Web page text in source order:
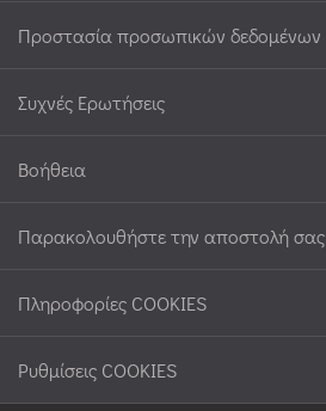
Προστασία προσωπικών δεδομένων
Συχνές Ερωτήσεις
Βοήθεια
Παρακολουθήστε την αποστολή σας
Πληροφορίες COOKIES
Ρυθμίσεις COOKIES